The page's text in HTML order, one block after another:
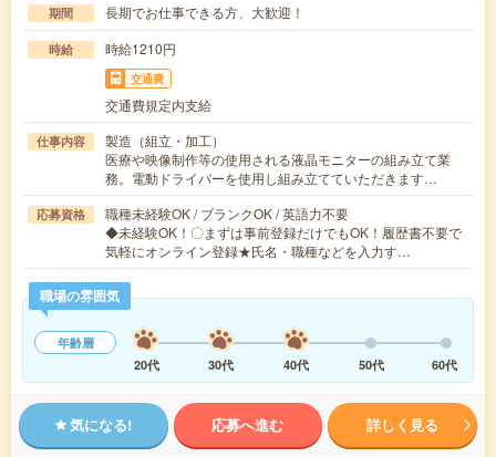
期間 長期でお仕事できる方、大歓迎！
時給 時給1210円
交通費
交通費規定内支給
仕事内容
製造（組立・加工）
医療や映像制作等の使用される液晶モニターの組み立て業
務。電動ドライバーを使用し組み立てていただきます…
応募資格
職種未経験OK / ブランクOK / 英語力不要
◆未経験OK！〇まずは事前登録だけでもOK！履歴書不要で
気軽にオンライン登録★氏名・職種などを入力す…
職場の雰囲気
年齢層
20代
30代 40代 50代 60代
気になる! 応募へ進む 詳しく見る